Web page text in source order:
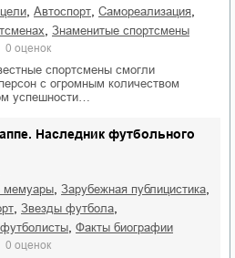
, автоспорт, самореализация,
, знаменитые спортсмены
0 оценок
спортсмены смогли
с огромным количеством
успешности…
Наследник футбольного
мемуары, зарубежная публицистика,
, звезды футбола,
футболисты, факты биографии
0 оценок